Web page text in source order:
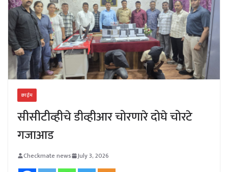
क्राईम
सीसीटीव्हीचे डीव्हीआर चोरणारे दोघे चोरटे
गजाआड
Checkmate news July 3, 2026